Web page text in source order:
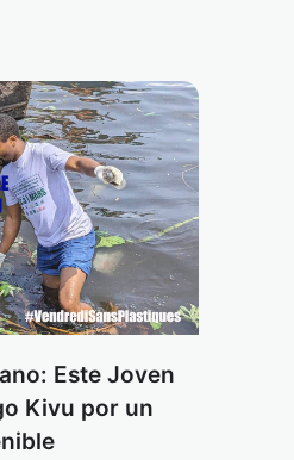
Este Joven
Kivu por un